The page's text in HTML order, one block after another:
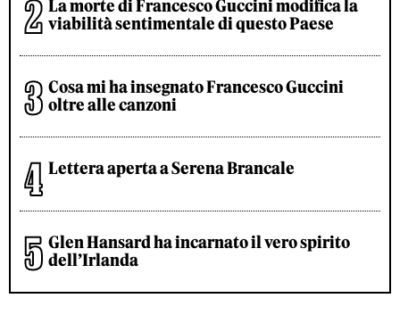
La morte di Francesco Guccini modifica la
viabilità sentimentale di questo Paese
Cosa mi ha insegnato Francesco Guccini
oltre alle canzoni
Lettera aperta a Serena Brancale
Glen Hansard ha incarnato il vero spirito
dell’Irlanda